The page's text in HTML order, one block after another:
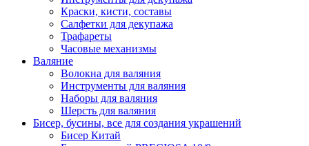
Краски, кисти, составы
Салфетки для декупажа
Трафареты
Часовые механизмы
Валяние
Волокна для валяния
Инструменты для валяния
Наборы для валяния
Шерсть для валяния
Бисер, бусины, все для создания украшений
Бисер Китай